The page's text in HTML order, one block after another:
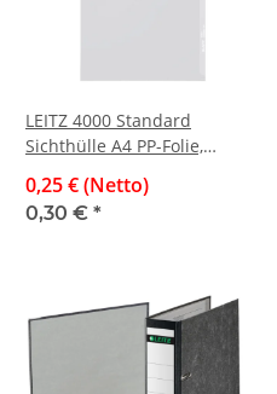
LEITZ 4000 Standard
Sichthülle A4 PP-Folie,
0,25 € (Netto)
0,30 € *